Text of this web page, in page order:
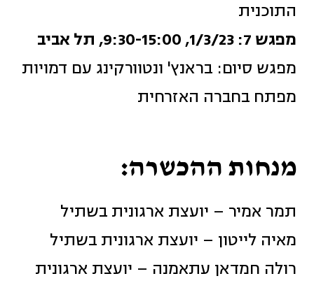
התוכנית
מפגש 7: 1/3/23, 9:30-15:00, תל אביב
מפגש סיום: בראנץ' ונטוורקינג עם דמויות
מפתח בחברה האזרחית
מנחות ההכשרה:
תמר אמיר – יועצת ארגונית בשתיל
מאיה לייטון – יועצת ארגונית בשתיל
רולה חמדאן עתאמנה – יועצת ארגונית